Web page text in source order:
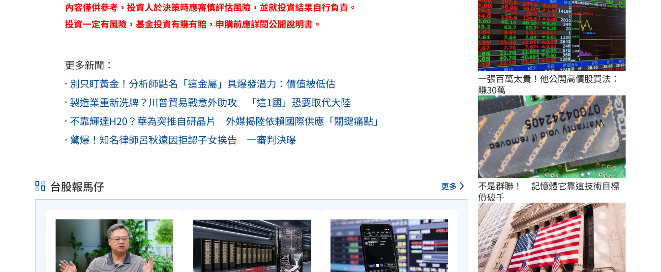
內容僅供參考，投資人於決策時應審慎評估風險，並就投資結果自行負責。
投資一定有風險，基金投資有賺有賠，申購前應詳閱公開說明書。
更多新聞：
別只盯黃金！分析師點名「這金屬」具爆發潛力：價值被低估
製造業重新洗牌？川普貿易戰意外助攻 「這1國」恐要取代大陸
不靠輝達H20？華為突推自研晶片 外媒揭陸依賴國際供應「關鍵痛點」
驚爆！知名律師呂秋遠因拒認子女挨告 一審判決曝
台股報馬仔 更多
一張百萬太貴！他公開高價股買法：
賺30萬
不是群聯！　記憶體它靠這技術目標
價破千